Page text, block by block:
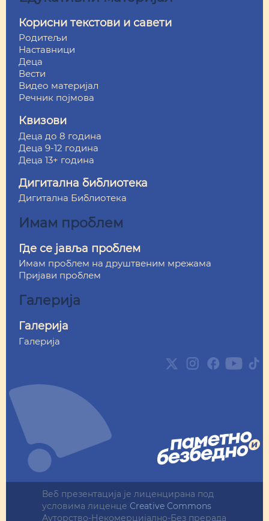
Корисни текстови и савети
Родитељи
Наставници
Деца
Вести
Видео материјал
Речник појмова
Квизови
Деца до 8 година
Деца 9-12 година
Деца 13+ година
Дигитална библиотека
Дигитална Библиотека
Имам проблем
Где се јавља проблем
Имам проблем на друштвеним мрежама
Пријави проблем
Галерија
Галерија
Галерија
InstagramFacebookYoutubeTikTok
Веб презентација jе лиценциранa под
условима лиценце Creative Commons
Ауторство-Некомерцијално-Без прерада